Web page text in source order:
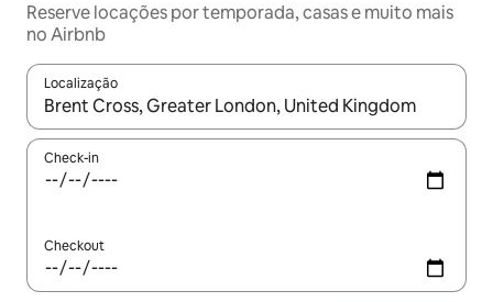
Reserve locações por temporada, casas e muito mais
no Airbnb
Localização
Quando os resultados estiverem disponíveis, explore-os
Check-in
Checkout